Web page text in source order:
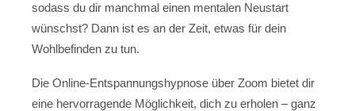
sodass du dir manchmal einen mentalen Neustart
wünschst? Dann ist es an der Zeit, etwas für dein
Wohlbefinden zu tun.
Die Online-Entspannungshypnose über Zoom bietet dir
eine hervorragende Möglichkeit, dich zu erholen – ganz